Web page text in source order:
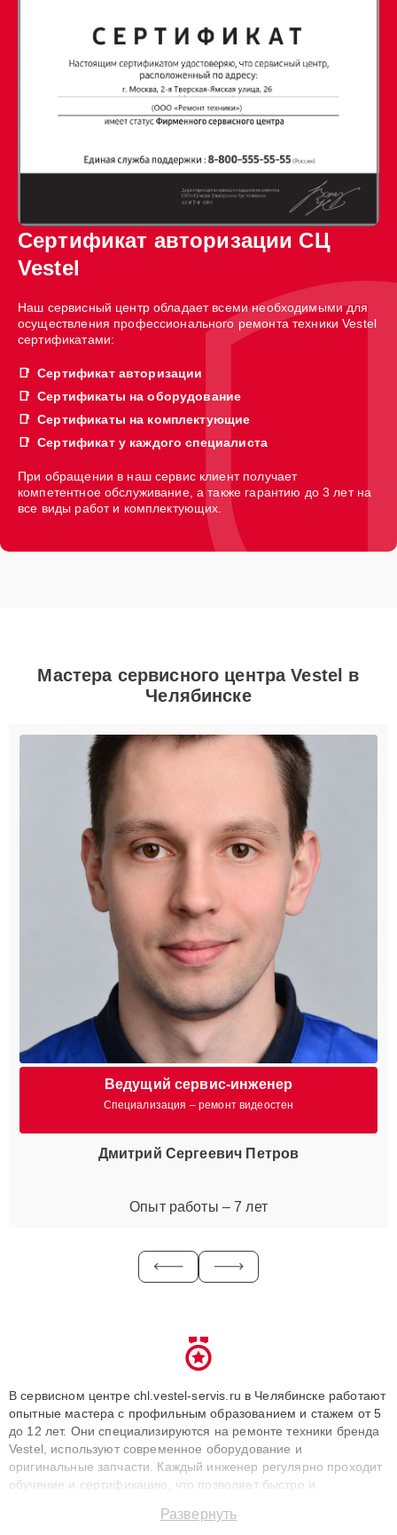
Сертификат авторизации СЦ
Vestel
Наш сервисный центр обладает всеми необходимыми для
осуществления профессионального ремонта техники Vestel
сертификатами:
Сертификат авторизации
Сертификаты на оборудование
Сертификаты на комплектующие
Сертификат у каждого специалиста
При обращении в наш сервис клиент получает
компетентное обслуживание, а также гарантию до 3 лет на
все виды работ и комплектующих.
Мастера сервисного центра Vestel в
Челябинске
Ведущий сервис-инженер
Специализация – ремонт видеостен
Дмитрий Сергеевич Петров
Опыт работы – 7 лет
В сервисном центре chl.vestel-servis.ru в Челябинске работают
опытные мастера с профильным образованием и стажем от 5
до 12 лет. Они специализируются на ремонте техники бренда
Vestel, используют современное оборудование и
оригинальные запчасти. Каждый инженер регулярно проходит
обучение и сертификацию, что позволяет быстро и
сохранением гарантии до 3 лет. Наши мастера решают
Развернуть